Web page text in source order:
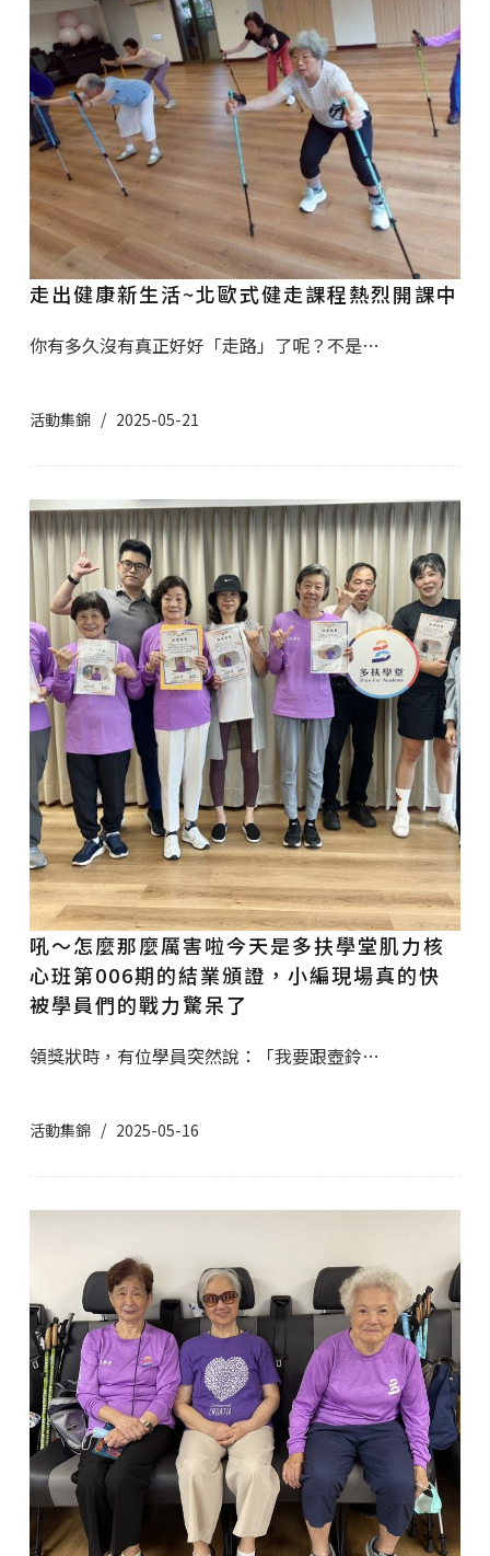
走出健康新生活~北歐式健走課程熱烈開課中
你有多久沒有真正好好「走路」了呢？不是…
活動集錦 2025-05-21
吼～怎麼那麼厲害啦今天是多扶學堂肌力核
心班第006期的結業頒證，小編現場真的快
被學員們的戰力驚呆了
領獎狀時，有位學員突然說：「我要跟壺鈴…
活動集錦 2025-05-16